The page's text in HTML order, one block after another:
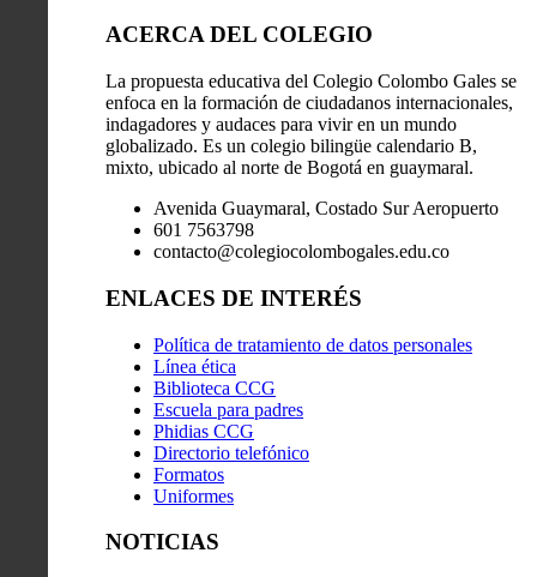
ACERCA DEL COLEGIO
La propuesta educativa del Colegio Colombo Gales se
enfoca en la formación de ciudadanos internacionales,
indagadores y audaces para vivir en un mundo
globalizado. Es un colegio bilingüe calendario B,
mixto, ubicado al norte de Bogotá en guaymaral.
Avenida Guaymaral, Costado Sur Aeropuerto
601 7563798
contacto@colegiocolombogales.edu.co
ENLACES DE INTERÉS
Política de tratamiento de datos personales
Línea ética
Biblioteca CCG
Escuela para padres
Phidias CCG
Directorio telefónico
Formatos
Uniformes
NOTICIAS